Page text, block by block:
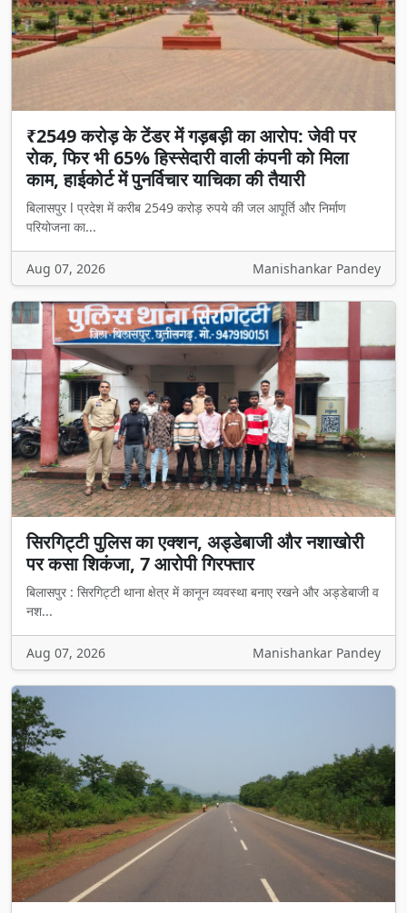
₹2549 करोड़ के टेंडर में गड़बड़ी का आरोप: जेवी पर
रोक, फिर भी 65% हिस्सेदारी वाली कंपनी को मिला
काम, हाईकोर्ट में पुनर्विचार याचिका की तैयारी
बिलासपुर l प्रदेश में करीब 2549 करोड़ रुपये की जल आपूर्ति और निर्माण
परियोजना का...
Aug 07, 2026 Manishankar Pandey
सिरगिट्टी पुलिस का एक्शन, अड्डेबाजी और नशाखोरी
पर कसा शिकंजा, 7 आरोपी गिरफ्तार
बिलासपुर : सिरगिट्टी थाना क्षेत्र में कानून व्यवस्था बनाए रखने और अड्डेबाजी व
नश...
Aug 07, 2026 Manishankar Pandey